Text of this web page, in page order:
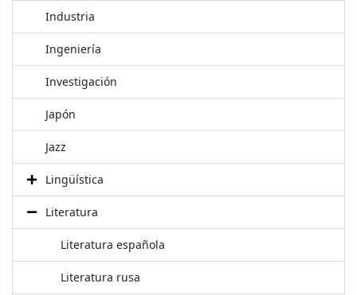
Industria
Ingeniería
Investigación
Japón
Jazz
Lingüística
Literatura
Literatura española
Literatura rusa